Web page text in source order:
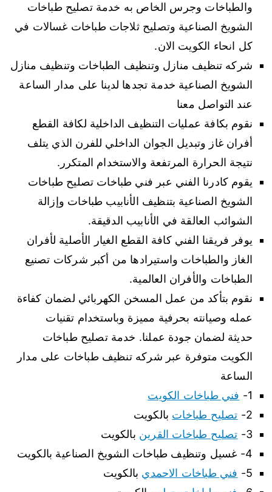
والطباخات وجرس الخاص به خدمة تصليح طباخات
الشويخ الصناعية وتصليح ثلاجات طباخات غسالات في
كل انحاء الكويت الان.
شركه تنظيف منازل وتنظيف الطباخات وتنظيف منازل
الشويخ الصناعية خدمة تجدها لدينا على مدار الساعة
عند التواصل معنا
نقوم بكافة عمليات التنظيف الداخلية لكافة القطع
أفران غاز وتبديل الجوان الداخلي للفرن الذي يتلف
نتيجة الحرارة المرتفعة والاستخدام المتكرر.
يقوم كادرنا الفني عبر فني طباخات تصليح طباخات
الشويخ الصناعية بتنظيف الأنابيب طباخات وإزالة
الشوائب العالقة في الأنابيب الدقيقة.
يوفر فريقنا الفني كافة القطع الغيار الأصلية لأفران
الغاز والطباخات واستيرادها من أكبر شركات تصنيع
الطباخات والأفران العالمية.
نقوم بتأكد من عمل المسخن الكهربائي لضمان كفاءة
عمله وصيانته بحرفية مميزة وباستخدام تقنيات
حديثة لضمان جودة عملنا. خدمة تصليح طباخات
الكويت متوفرة عبر شركه تنظيف طباخات على مدار
الساعة
1-
فني طباخات الكويت
2-
تصليح طباخات بالكويت
3-
تصليح طباخات القرين بالكويت
4- غسيل وتنظيف طباخات الشويخ الصناعية بالكويت
5-
فني طباخات الاحمدي بالكويت